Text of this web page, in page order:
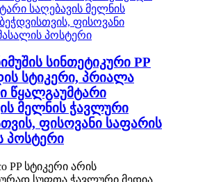
სინთეტიკური PP
სტიკერი, პრიალა
წყალგაუმტარი
მელნის ჭავლური
ფისოვანი საფარის
პოსტერი
PP სტიკერი არის
სუფთა ჭავლური მედია,